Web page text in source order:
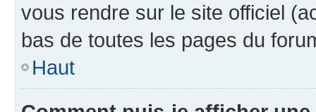
vous rendre sur le site officiel
bas de toutes les pages du
Haut